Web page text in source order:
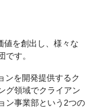
値を創出し、様々な
す。
ンを開発提供するク
グ領域でクライアン
ン事業部という2つの